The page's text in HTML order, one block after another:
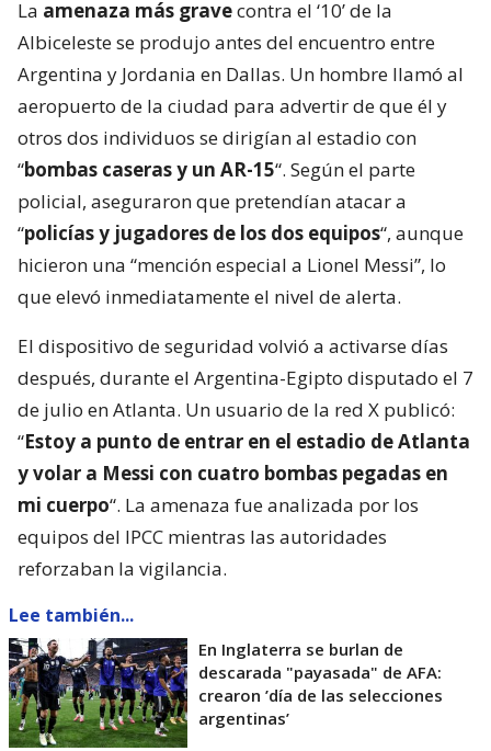
La amenaza más gravecontra el ‘10’ de la
Albiceleste se produjo antes del encuentro entre
Argentina y Jordania en Dallas. Un hombre llamó al
aeropuerto de la ciudad para advertir de que él y
otros dos individuos se dirigían al estadio con
“bombas caseras y un AR-15“. Según el parte
policial, aseguraron que pretendían atacar a
“policías y jugadores de los dos equipos“, aunque
hicieron una “mención especial a Lionel Messi”, lo
que elevó inmediatamente el nivel de alerta.
El dispositivo de seguridad volvió a activarse días
después, durante el Argentina-Egipto disputado el 7
de julio en Atlanta. Un usuario de la red X publicó:
“Estoy a punto de entrar en el estadio de Atlanta
y volar a Messi con cuatro bombas pegadas en
mi cuerpo“. La amenaza fue analizada por los
equipos del IPCC mientras las autoridades
reforzaban la vigilancia.
Lee también...
En Inglaterra se burlan de
descarada "payasada" de AFA:
crearon ’día de las selecciones
argentinas’